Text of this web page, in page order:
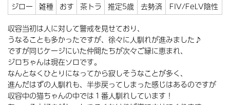
ジロー 雑種 おす 茶トラ 推定5歳 去勢済
FIV/FeLV陰性
収容当初は人に対して警戒を見せており、
うなることも多かったですが、徐々に人馴れが進みました♪
ですが同じケージにいた仲間たちが次々ご縁に恵まれ、
ジロちゃんは現在ソロです。
なんとなくひとりになってから寂しそうなことが多く、
進んだはずの人馴れも、半歩戻ってしまった感じはあるのですが
収容中の猫ちゃんの中では１番人馴れしています！